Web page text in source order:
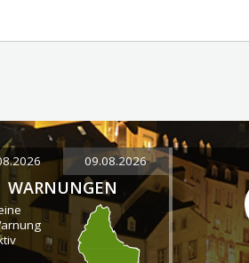
09.08.2026
WARNUNGEN